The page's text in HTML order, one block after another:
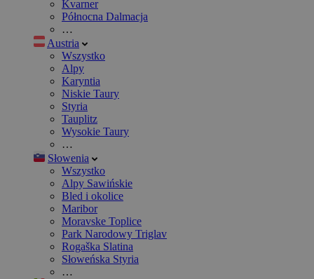
Kvarner
Północna Dalmacja
…
Austria
Wszystko
Alpy
Karyntia
Niskie Taury
Styria
Tauplitz
Wysokie Taury
…
Słowenia
Wszystko
Alpy Sawińskie
Bled i okolice
Maribor
Moravske Toplice
Park Narodowy Triglav
Rogaška Slatina
Słoweńska Styria
…